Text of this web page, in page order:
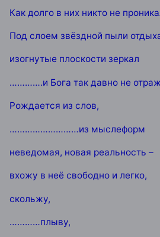
Как долго в них никто не
Под слоем звёздной пыли
изогнутые плоскости зеркал
………….и Бога так давно не
Рождается из слов,
………………………из мыслеформ
неведомая, новая реальность –
вхожу в неё свободно и легко,
скольжу,
…………плыву,